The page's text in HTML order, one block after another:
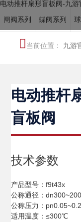
电动推杆扇形盲板阀-九游
闸阀系列
蝶阀系列
电站阀系列 调节阀系列
当前位置： 九游
电动推杆
盲板阀
技术参数
产品型号：f9t43x
公称通径：
公称压力：
适用温度：≤300℃